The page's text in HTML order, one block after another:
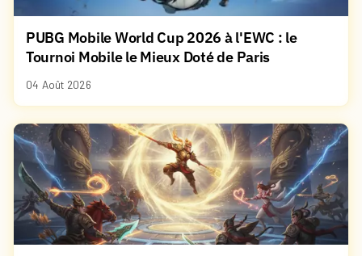
PUBG Mobile World Cup 2026 à l'EWC : le
Tournoi Mobile le Mieux Doté de Paris
04 Août 2026